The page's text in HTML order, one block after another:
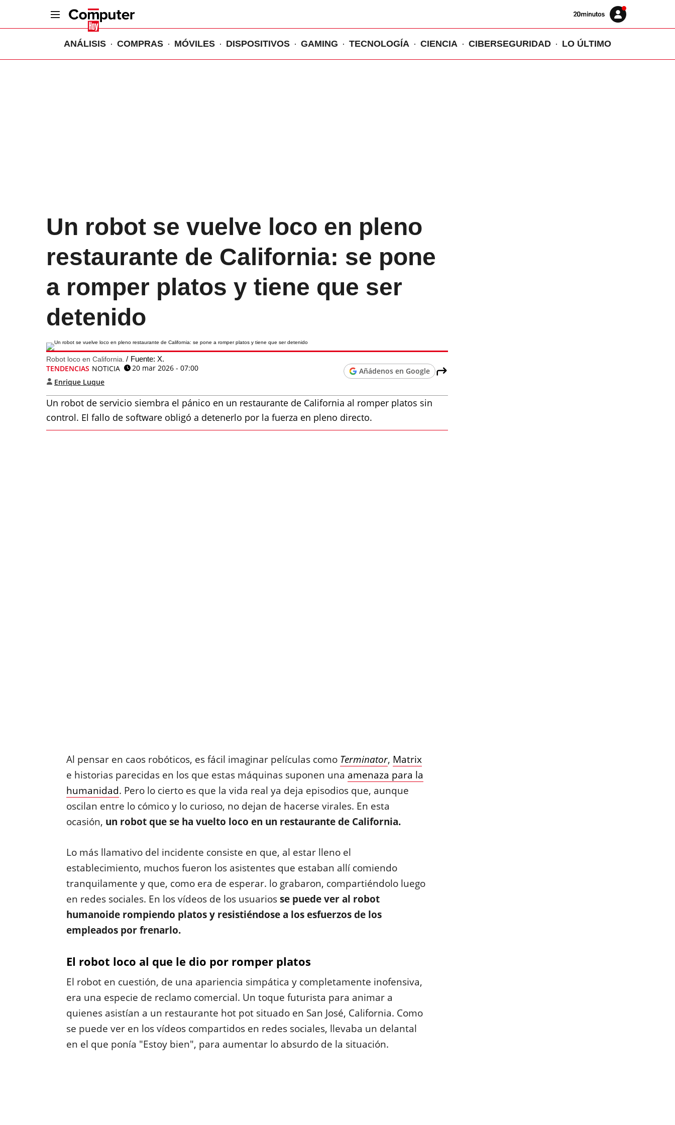
Volver
Iniciar
sesión
ANÁLISIS COMPRAS MÓVILES DISPOSITIVOS GAMING TECNOLOGÍA CIENCIA CIBERSEGURIDAD LO ÚLTIMO
Un robot se vuelve loco en pleno
restaurante de California: se pone
a romper platos y tiene que ser
detenido
Robot loco en California. Fuente: X.
TENDENCIAS NOTICIA
20 mar 2026 - 07:00
Enrique Luque
Añádenos en Google
Un robot de servicio siembra el pánico en un restaurante de California al romper platos sin
control. El fallo de software obligó a detenerlo por la fuerza en pleno directo.
Al pensar en caos robóticos, es fácil imaginar películas como Terminator, Matrix
e historias parecidas en los que estas máquinas suponen una amenaza para la
humanidad. Pero lo cierto es que la vida real ya deja episodios que, aunque
oscilan entre lo cómico y lo curioso, no dejan de hacerse virales. En esta
ocasión, un robot que se ha vuelto loco en un restaurante de California.
Lo más llamativo del incidente consiste en que, al estar lleno el
establecimiento, muchos fueron los asistentes que estaban allí comiendo
tranquilamente y que, como era de esperar. lo grabaron, compartiéndolo luego
en redes sociales. En los vídeos de los usuariosse puede ver al robot
humanoide rompiendo platos y resistiéndose a los esfuerzos de los
empleados por frenarlo.
El robot loco al que le dio por romper platos
El robot en cuestión, de una apariencia simpática y completamente inofensiva,
era una especie de reclamo comercial. Un toque futurista para animar a
quienes asistían a un restaurante hot pot situado en San José, California. Como
se puede ver en los vídeos compartidos en redes sociales, llevaba un delantal
en el que ponía "Estoy bien", para aumentar lo absurdo de la situación.